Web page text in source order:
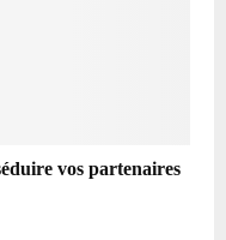
vos partenaires